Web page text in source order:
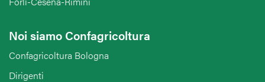
Noi siamo Confagricoltura
Confagricoltura Bologna
Dirigenti